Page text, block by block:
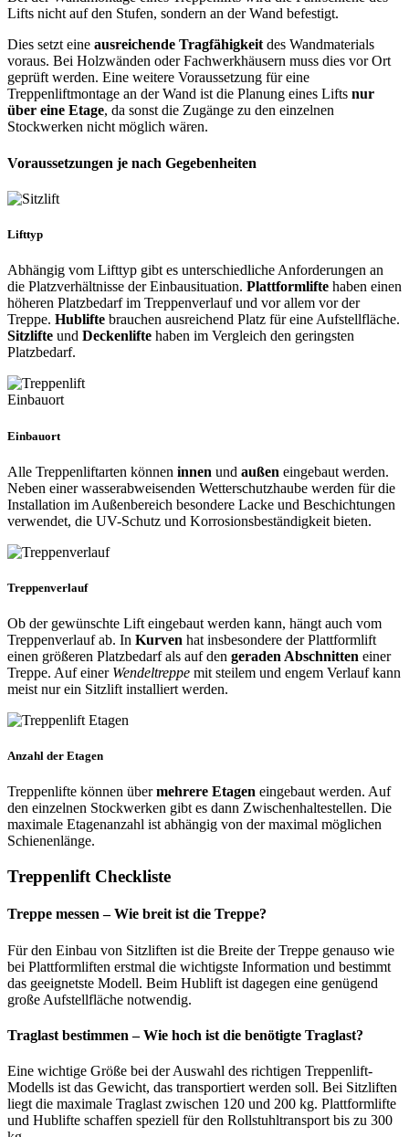
Lifts nicht auf den Stufen, sondern an der Wand befestigt.
Dies setzt eine ausreichende Tragfähigkeitdes Wandmaterials
voraus. Bei Holzwänden oder Fachwerkhäusern muss dies vor Ort
geprüft werden. Eine weitere Voraussetzung für eine
Treppenliftmontage an der Wand ist die Planung eines Lifts nur
über eine Etage, da sonst die Zugänge zu den einzelnen
Stockwerken nicht möglich wären.
Voraussetzungen je nach Gegebenheiten
Lifttyp
Abhängig vom Lifttyp gibt es unterschiedliche Anforderungen an
die Platzverhältnisse der Einbausituation. Plattformlifte haben einen
höheren Platzbedarf im Treppenverlauf und vor allem vor der
Treppe. Hublifte brauchen ausreichend Platz für eine Aufstellfläche.
Sitzlifte und Deckenlifte haben im Vergleich den geringsten
Platzbedarf.
Einbauort
Alle Treppenliftarten können innen und außen eingebaut werden.
Neben einer wasserabweisenden Wetterschutzhaube werden für die
Installation im Außenbereich besondere Lacke und Beschichtungen
verwendet, die UV-Schutz und Korrosionsbeständigkeit bieten.
Treppenverlauf
Ob der gewünschte Lift eingebaut werden kann, hängt auch vom
Treppenverlauf ab. In Kurven hat insbesondere der Plattformlift
einen größeren Platzbedarf als auf den geraden Abschnitten einer
Treppe. Auf einer Wendeltreppe mit steilem und engem Verlauf kann
meist nur ein Sitzlift installiert werden.
Anzahl der Etagen
Treppenlifte können übermehrere Etagen eingebaut werden. Auf
den einzelnen Stockwerken gibt es dann Zwischenhaltestellen. Die
maximale Etagenanzahl ist abhängig von der maximal möglichen
Schienenlänge.
Treppenlift Checkliste
Treppe messen – Wie breit ist die Treppe?
Für den Einbau von Sitzliften ist die Breite der Treppe genauso wie
bei Plattformliften erstmal die wichtigste Information und bestimmt
das geeignetste Modell. Beim Hublift ist dagegen eine genügend
große Aufstellfläche notwendig.
Traglast bestimmen – Wie hoch ist die benötigte Traglast?
Eine wichtige Größe bei der Auswahl des richtigen Treppenlift-
Modells ist das Gewicht, das transportiert werden soll. Bei Sitzliften
liegt die maximale Traglast zwischen 120 und 200 kg. Plattformlifte
und Hublifte schaffen speziell für den Rollstuhltransport bis zu 300